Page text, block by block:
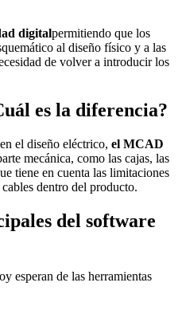
digitalpermitiendo que los
al diseño físico y a las
de volver a introducir los
es la diferencia?
el diseño eléctrico, el MCAD
mecánica, como las cajas, las
tiene en cuenta las limitaciones
dentro del producto.
del software
esperan de las herramientas